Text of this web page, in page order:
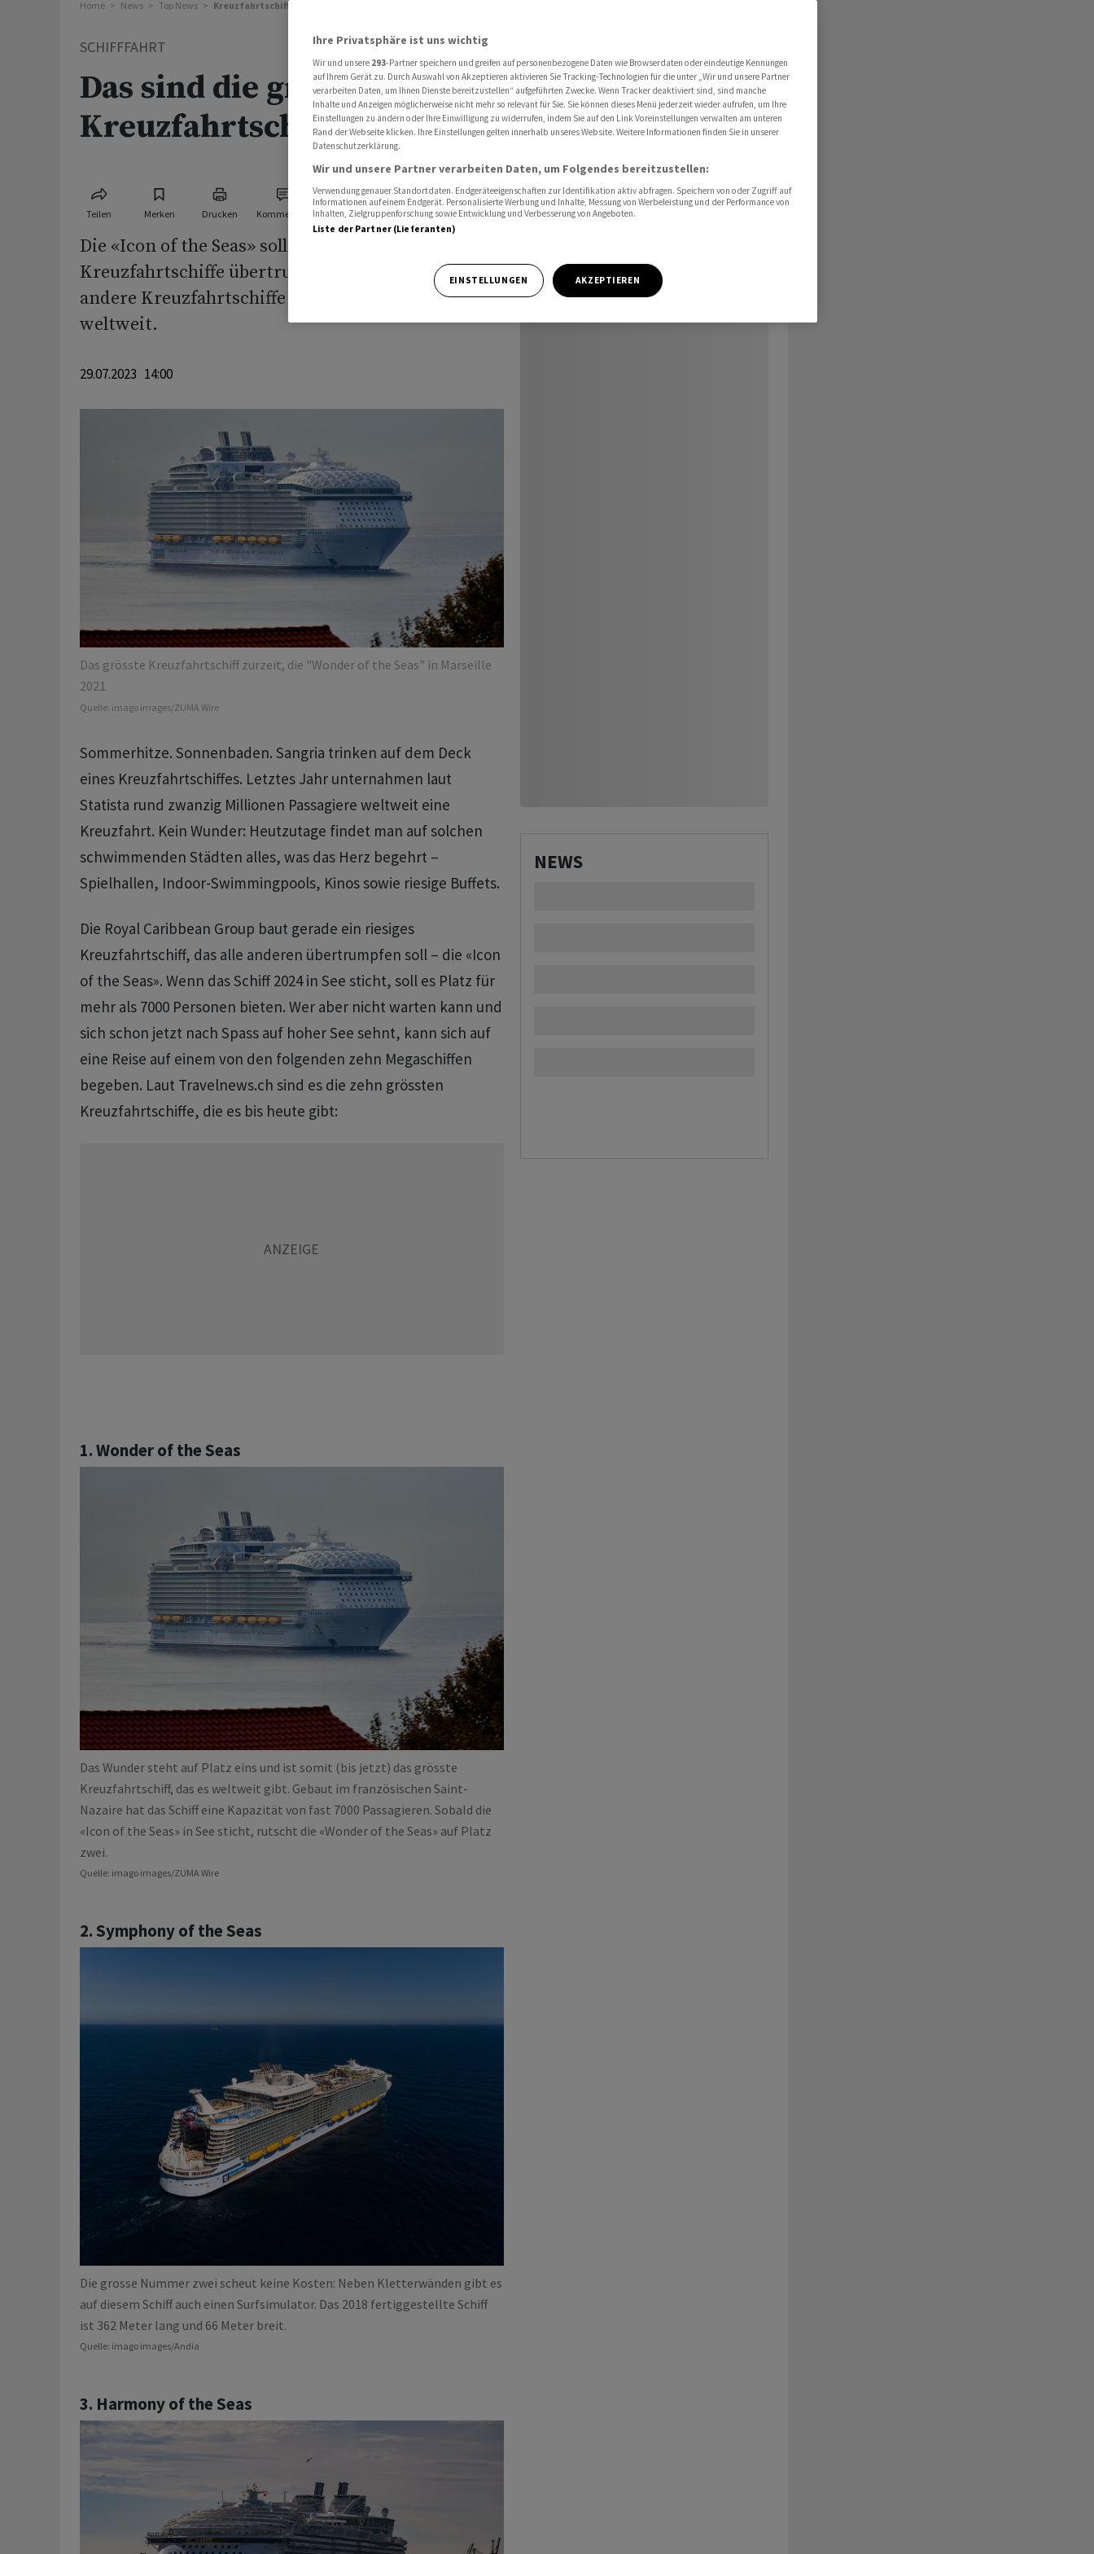
Home News Top News Kreuzfahrtschiffe: Das sind die grössten Passagierschiffe der Welt
SCHIFFFAHRT
Das sind die grössten
Kreuzfahrtschiffe der Welt
Teilen Merken Drucken Kommentare
Die «Icon of the Seas» soll alle bisherigen
Kreuzfahrtschiffe übertrumpfen. Aktuell sind aber
andere Kreuzfahrtschiffe noch die grössten
weltweit.
29.07.2023 14:00
Das grösste Kreuzfahrtschiff zurzeit, die "Wonder of the Seas" in Marseille
2021
Quelle: imago images/ZUMA Wire
Sommerhitze. Sonnenbaden. Sangria trinken auf dem Deck
eines Kreuzfahrtschiffes. Letztes Jahr unternahmen laut
Statista rund zwanzig Millionen Passagiere weltweit eine
Kreuzfahrt. Kein Wunder: Heutzutage findet man auf solchen
schwimmenden Städten alles, was das Herz begehrt –
Spielhallen, Indoor-Swimmingpools, Kinos sowie riesige Buffets.
Die Royal Caribbean Group baut gerade ein riesiges
Kreuzfahrtschiff, das alle anderen übertrumpfen soll – die «Icon
of the Seas». Wenn das Schiff 2024 in See sticht, soll es Platz für
mehr als 7000 Personen bieten. Wer aber nicht warten kann und
sich schon jetzt nach Spass auf hoher See sehnt, kann sich auf
eine Reise auf einem von den folgenden zehn Megaschiffen
begeben. Laut Travelnews.ch sind es die zehn grössten
Kreuzfahrtschiffe, die es bis heute gibt:
1. Wonder of the Seas
Das Wunder steht auf Platz eins und ist somit (bis jetzt) das grösste
Kreuzfahrtschiff, das es weltweit gibt. Gebaut im französischen Saint-
Nazaire hat das Schiff eine Kapazität von fast 7000 Passagieren. Sobald die
«Icon of the Seas» in See sticht, rutscht die «Wonder of the Seas» auf Platz
zwei.
Quelle: imago images/ZUMA Wire
2. Symphony of the Seas
Die grosse Nummer zwei scheut keine Kosten: Neben Kletterwänden gibt es
auf diesem Schiff auch einen Surfsimulator. Das 2018 fertiggestellte Schiff
ist 362 Meter lang und 66 Meter breit.
Quelle: imago images/Andia
3. Harmony of the Seas
NEWS
Ihre Privatsphäre ist uns wichtig
Wir und unsere 293-Partner speichern und greifen auf personenbezogene Daten wie Browserdaten oder eindeutige Kennungen
auf Ihrem Gerät zu. Durch Auswahl von Akzeptieren aktivieren Sie Tracking-Technologien für die unter „Wir und unsere Partner
verarbeiten Daten, um Ihnen Dienste bereitzustellen“ aufgeführten Zwecke. Wenn Tracker deaktiviert sind, sind manche
Inhalte und Anzeigen möglicherweise nicht mehr so relevant für Sie. Sie können dieses Menü jederzeit wieder aufrufen, um Ihre
Einstellungen zu ändern oder Ihre Einwilligung zu widerrufen, indem Sie auf den Link Voreinstellungen verwalten am unteren
Rand der Webseite klicken. Ihre Einstellungen gelten innerhalb unseres Website. Weitere Informationen finden Sie in unserer
Datenschutzerklärung.
Wir und unsere Partner verarbeiten Daten, um Folgendes bereitzustellen:
Verwendung genauer Standortdaten. Endgeräteeigenschaften zur Identifikation aktiv abfragen. Speichern von oder Zugriff auf
Informationen auf einem Endgerät. Personalisierte Werbung und Inhalte, Messung von Werbeleistung und der Performance von
Inhalten, Zielgruppenforschung sowie Entwicklung und Verbesserung von Angeboten.
Liste der Partner (Lieferanten)
EINSTELLUNGEN AKZEPTIEREN